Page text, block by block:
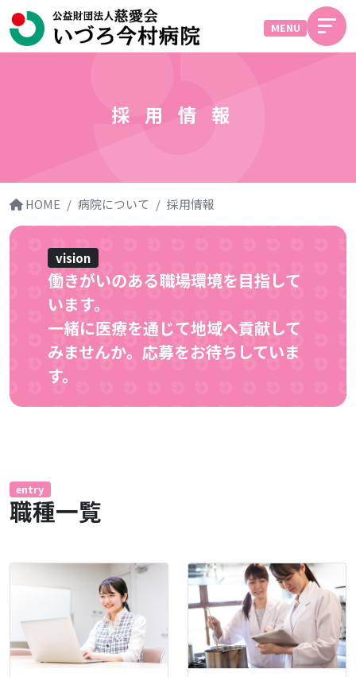
MENU
採用情報
HOME 病院について 採用情報
vision
働きがいのある職場環境を目指して
います。
一緒に医療を通じて地域へ貢献して
みませんか。応募をお待ちしていま
す。
entry
職種一覧